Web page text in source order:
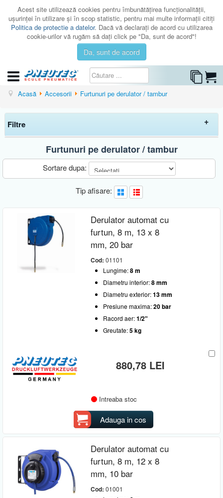
Acest site utilizează cookies pentru îmbunătăţirea funcţionalităţii,
uşurinţei în utilizare şi în scop statistic, pentru mai multe informaţii citiţi
Politica de protectie a datelor. Dacă vă declaraţi de acord cu utilizarea
cookie-urilor vă rugăm să daţi click pe "Da, sunt de acord"!
Da, sunt de acord
CATEGORII
SERVICE
CONTACT
AUTENTIFICARE
Acasă Accesorii Furtunuri pe derulator / tambur
Filtre
Elimina filtrele
Preț
PNEUTEC
Lungime
12 mm(1)
8 m
15 m
20 m(2)
Diametru interior
8 mm
10 mm
Diametru exterior
Furtunuri pe derulator / tambur
Sortare dupa:
Tip afisare:
Derulator automat cu
furtun, 8 m, 13 x 8
mm, 20 bar
Cod:01101
Lungime:8 m
Diametru interior:8 mm
Diametru exterior:13 mm
Presiune maxima:20 bar
Racord aer:1/2"
Greutate:5 kg
880,78 LEI
Intreaba stoc
Adauga in cos
Derulator automat cu
furtun, 8 m, 12 x 8
mm, 10 bar
Cod:01001